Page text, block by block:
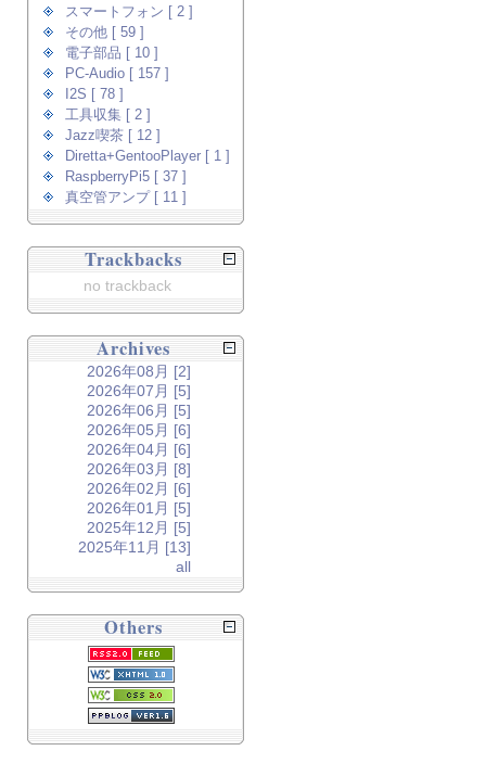
スマートフォン [ 2 ]
その他 [ 59 ]
電子部品 [ 10 ]
PC-Audio [ 157 ]
I2S [ 78 ]
工具収集 [ 2 ]
Jazz喫茶 [ 12 ]
Diretta+GentooPlayer [ 1 ]
RaspberryPi5 [ 37 ]
真空管アンプ [ 11 ]
Trackbacks
no trackback
Archives
2026年08月 [2]
2026年07月 [5]
2026年06月 [5]
2026年05月 [6]
2026年04月 [6]
2026年03月 [8]
2026年02月 [6]
2026年01月 [5]
2025年12月 [5]
2025年11月 [13]
all
Others